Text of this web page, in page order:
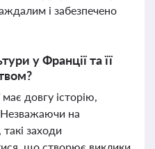
і забезпечено
у Франції та її
довгу історію,
на
заходи